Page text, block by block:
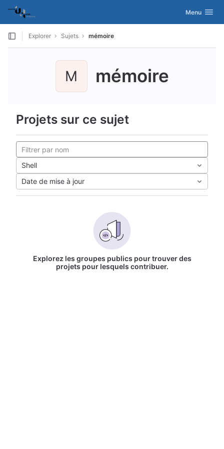
Skip to content
GitLab Activer/
Menu
Explorer Sujets mémoire
M mémoire
Projets sur ce sujet
Shell
Date de mise à jour
Explorez les groupes publics pour trouver des
projets pour lesquels contribuer.